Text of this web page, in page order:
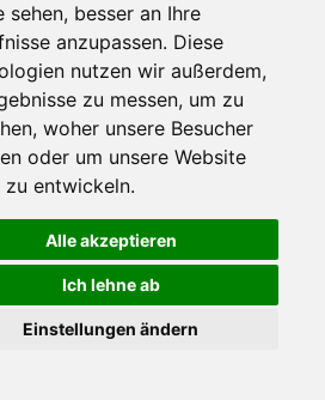
sehen, besser an Ihre
anzupassen. Diese
nutzen wir außerdem,
zu messen, um zu
woher unsere Besucher
oder um unsere Website
entwickeln.
Alle akzeptieren
Ich lehne ab
Einstellungen ändern
чтобы Вы могли использовать весь функционал
Вы сможете узнать подробности и, при желании,
Продолжая пользоваться сайтом, Вы
© Copyright 2026